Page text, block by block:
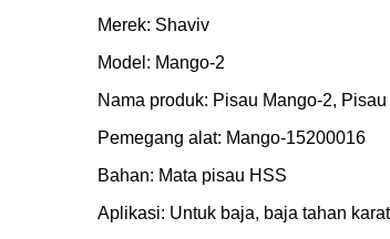
Merek: Shaviv
Model: Mango-2
Nama produk: Pisau Mango-2,
Pemegang alat: Mango-15200016
Bahan: Mata pisau HSS
Aplikasi: Untuk baja, baja tahan